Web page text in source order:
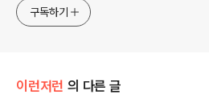
approach will be to resist any
generalized viewpoint
구독하기
이런저런 의 다른 글